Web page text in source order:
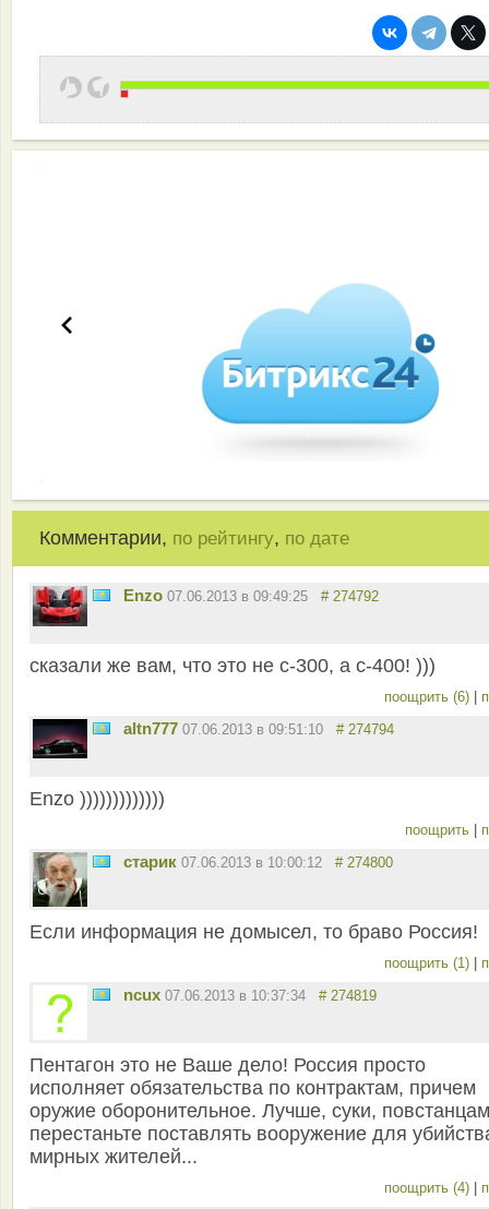
Комментарии, по рейтингу, по дате
Enzo 07.06.2013 в 09:49:25 # 274792
сказали же вам, что это не с-300, а с-400! )))
поощрить (6)
altn777 07.06.2013 в 09:51:10 # 274794
Enzo )))))))))))))
поощрить
старик 07.06.2013 в 10:00:12 # 274800
Если информация не домысел, то браво Россия!
поощрить (1)
ncux 07.06.2013 в 10:37:34 # 274819
Пентагон это не Ваше дело! Россия просто
исполняет обязательства по контрактам, причем
оружие оборонительное. Лучше, суки,
перестаньте поставлять вооружение для
мирных жителей...
поощрить (4)